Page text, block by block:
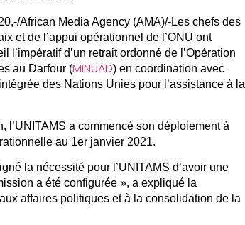
African Media Agency (AMA)/-Les chefs des
et de l’appui opérationnel de l’ONU ont
d’un retrait ordonné de l’Opération
au Darfour (MINUAD) en coordination avec
des Nations Unies pour l’assistance à la
l’UNITAMS a commencé son déploiement à
au 1er janvier 2021.
la nécessité pour l’UNITAMS d’avoir une
a été configurée », a expliqué la
affaires politiques et à la consolidation de la